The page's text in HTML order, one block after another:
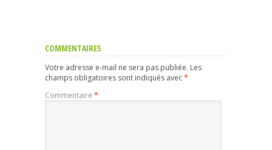
COMMENTAIRES
Votre adresse e-mail ne sera pas publiée. Les
champs obligatoires sont indiqués avec*
Commentaire *